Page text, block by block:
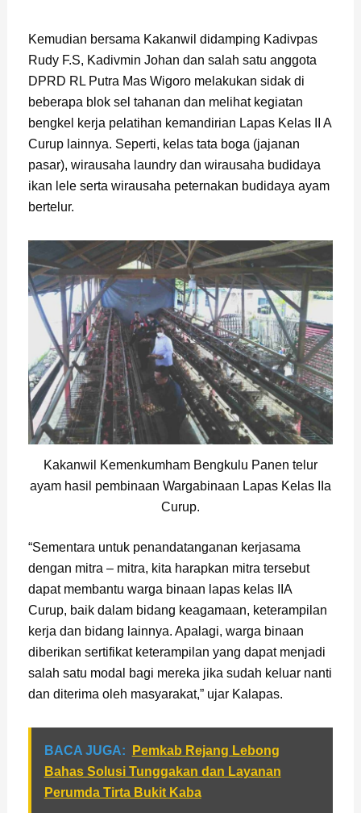
Kemudian bersama Kakanwil didamping Kadivpas
Rudy F.S, Kadivmin Johan dan salah satu anggota
DPRD RL Putra Mas Wigoro melakukan sidak di
beberapa blok sel tahanan dan melihat kegiatan
bengkel kerja pelatihan kemandirian Lapas Kelas II A
Curup lainnya. Seperti, kelas tata boga (jajanan
pasar), wirausaha laundry dan wirausaha budidaya
ikan lele serta wirausaha peternakan budidaya ayam
bertelur.
Kakanwil Kemenkumham Bengkulu Panen telur
ayam hasil pembinaan Wargabinaan Lapas Kelas IIa
Curup.
“Sementara untuk penandatanganan kerjasama
dengan mitra – mitra, kita harapkan mitra tersebut
dapat membantu warga binaan lapas kelas IIA
Curup, baik dalam bidang keagamaan, keterampilan
kerja dan bidang lainnya. Apalagi, warga binaan
diberikan sertifikat keterampilan yang dapat menjadi
salah satu modal bagi mereka jika sudah keluar nanti
dan diterima oleh masyarakat,” ujar Kalapas.
BACA JUGA:
Pemkab Rejang Lebong
Bahas Solusi Tunggakan dan Layanan
Perumda Tirta Bukit Kaba